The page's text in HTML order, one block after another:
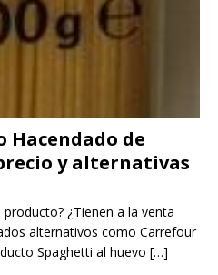
Hacendado de
y alternativas
¿Tienen a la venta
alternativos como Carrefour
Spaghetti al huevo […]